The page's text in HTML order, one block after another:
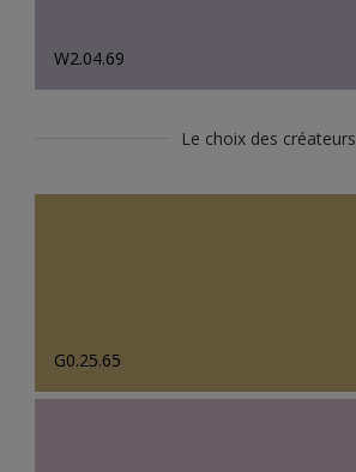
W2.04.69
Le choix des créateurs
G0.25.65